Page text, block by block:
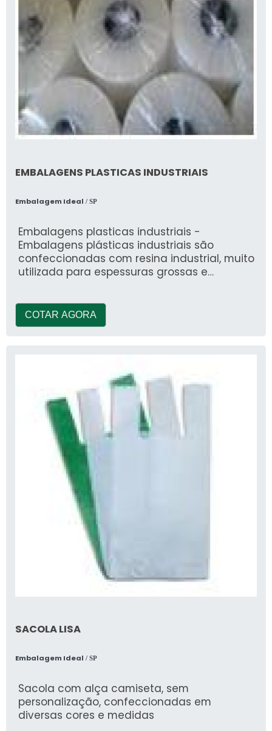
EMBALAGENS PLASTICAS INDUSTRIAIS
Embalagem Ideal / SP
Embalagens plasticas industriais -
Embalagens plásticas industriais são
confeccionadas com resina industrial, muito
utilizada para espessuras grossas e
COTAR AGORA
SACOLA LISA
Embalagem Ideal / SP
Sacola com alça camiseta, sem
personalização, confeccionadas em
diversas cores e medidas